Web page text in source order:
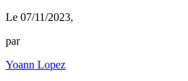
Le 07/11/2023,
par
Yoann Lopez